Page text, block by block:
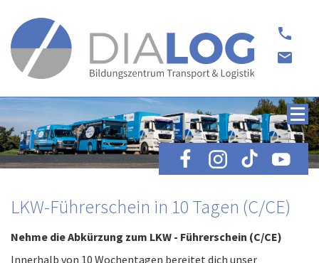
phone
email
LKW-Führerschein in 10 Tagen (C/CE)
Nehme die Abkürzung zum LKW - Führerschein (C/CE)
Innerhalb von 10 Wochentagen bereitet dich unser